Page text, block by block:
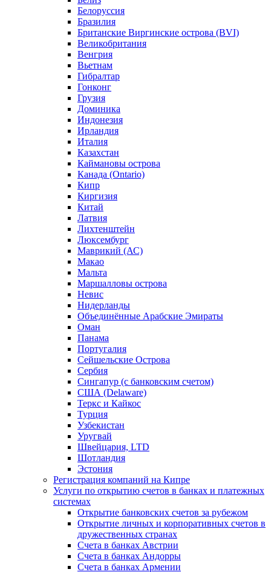
Белоруссия
Бразилия
Британские Виргинские острова (BVI)
Великобритания
Венгрия
Вьетнам
Гибралтар
Гонконг
Грузия
Доминика
Индонезия
Ирландия
Италия
Казахстан
Каймановы острова
Канада (Ontario)
Кипр
Киргизия
Китай
Латвия
Лихтенштейн
Люксембург
Маврикий (АС)
Макао
Мальта
Маршалловы острова
Нeвис
Нидерланды
Объединённые Арабские Эмираты
Оман
Панама
Португалия
Сейшельские Острова
Сербия
Сингапур (c банковским счетом)
США (Delaware)
Теркс и Кайкос
Турция
Узбекистан
Уругвай
Швейцария, LTD
Шотландия
Эстония
Регистрация компаний на Кипре
Услуги по открытию счетов в банках и платежных
системах
Открытие банковских счетов за рубежом
Открытие личных и корпоративных счетов в
дружественных странах
Счета в банках Австрии
Счета в банках Андорры
Счета в банках Армении